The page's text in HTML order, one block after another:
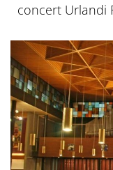
concert Urlandi